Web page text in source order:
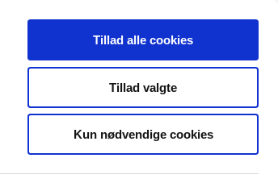
Tillad alle cookies
Tillad valgte
Kun nødvendige cookies
Særlige
produktområder